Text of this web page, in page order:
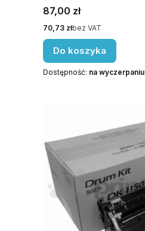
Cena
87,00 zł
Cena
70,73 złbez VAT
Do koszyka
Dostępność: na wyczerpaniu